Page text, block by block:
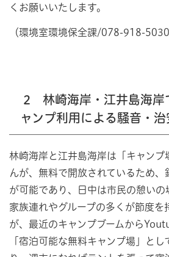
くお願いいたします。
（環境室環境保全課/078-918-5030
2 林崎海岸・江井島海岸
ャンプ利用による騒音・
林崎海岸と江井島海岸は「キャンプ
んが、無料で開放されているため
が可能であり、日中は市民の憩いの
家族連れやグループの多くが節度を
が、最近のキャンプブームから
「宿泊可能な無料キャンプ場」と